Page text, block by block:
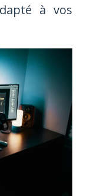
à vos